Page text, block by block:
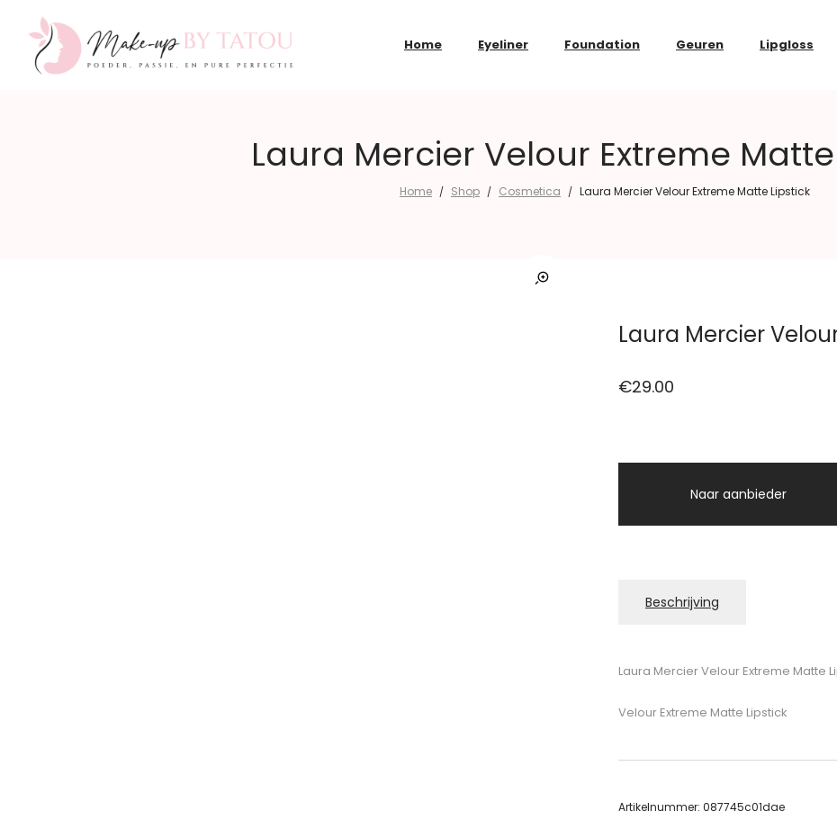
Home Eyeliner Foundation Geuren Lipgloss
Laura Mercier Velour Extreme
Home / Shop / Cosmetica / Laura Mercier Velour Extreme Matte Lipstick
Laura Mercier
€29.00
Naar aanbieder
Beschrijving
Laura Mercier Velour Extreme Matte
Velour Extreme Matte Lipstick
Artikelnummer: 087745c01dae